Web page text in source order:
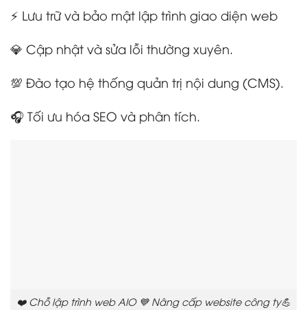
⚡ Lưu trữ và bảo mật lập trình giao diện web
💎 Cập nhật và sửa lỗi thường xuyên.
💯 Đào tạo hệ thống quản trị nội dung (CMS).
🎧 Tối ưu hóa SEO và phân tích.
❤️ Chỗ lập trình web AIO 💙 Nâng cấp website công ty💪